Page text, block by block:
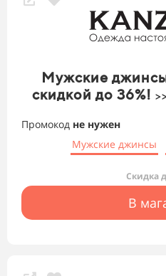
Мужские
скидкой до 36%!
Промокод не нужен
Мужские джинсы
Скидка
В